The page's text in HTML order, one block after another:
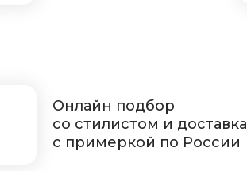
Онлайн подбор
со стилистом и доставка
с примеркой по России